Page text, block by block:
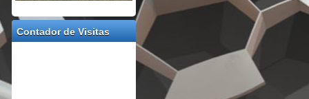
Contador de Visitas